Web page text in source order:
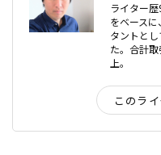
ライター
をベース
タントと
た。合計
上。
このラ